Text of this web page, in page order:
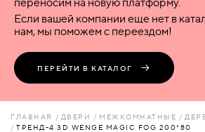
ВОРОТА
ПЕРЕГОРОДКИ
Если вашей компании еще нет в
нам, мы поможем с переездом!
ПЕРЕЙТИ В КАТАЛОГ
ГЛАВНАЯ ДВЕРИ МЕЖКОМНАТНЫЕ
ТРЕНД-4 3D WENGE MAGIC FOG 200*80